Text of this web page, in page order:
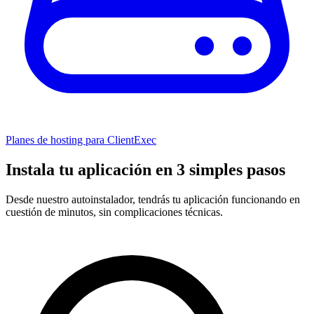
Planes de hosting para ClientExec
Instala tu aplicación en 3 simples pasos
Desde nuestro autoinstalador, tendrás tu aplicación funcionando en
cuestión de minutos, sin complicaciones técnicas.